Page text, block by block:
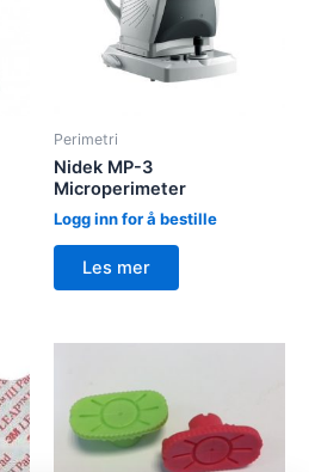
Perimetri
Nidek MP-3
Microperimeter
Logg inn for å bestille
Les mer